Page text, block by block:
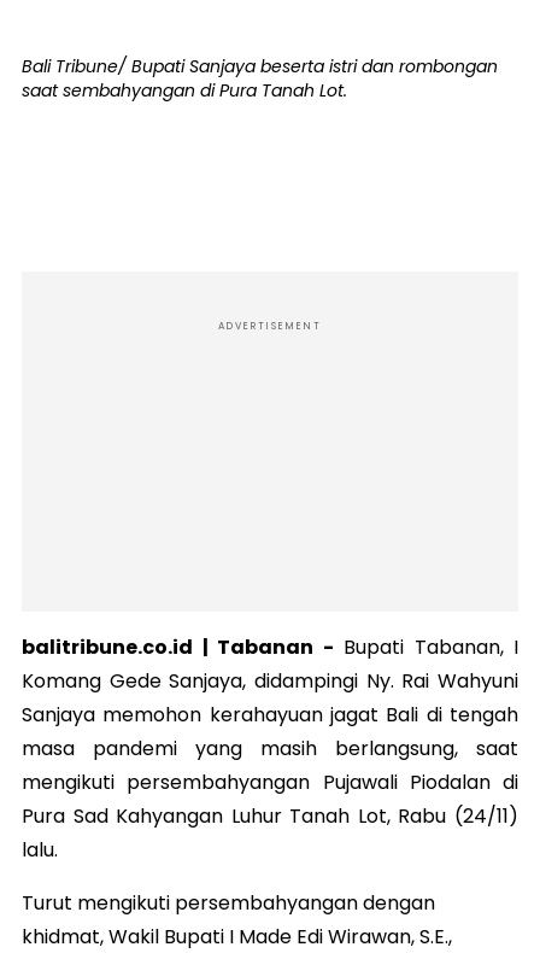
Bali Tribune/ Bupati Sanjaya beserta istri dan rombongan
saat sembahyangan di Pura Tanah Lot.
ADVERTISEMENT
balitribune.co.id | Tabanan - Bupati Tabanan, I
Komang Gede Sanjaya, didampingi Ny. Rai Wahyuni
Sanjaya memohon kerahayuan jagat Bali di tengah
masa pandemi yang masih berlangsung, saat
mengikuti persembahyangan Pujawali Piodalan di
Pura Sad Kahyangan Luhur Tanah Lot, Rabu (24/11)
lalu.
Turut mengikuti persembahyangan dengan
khidmat, Wakil Bupati I Made Edi Wirawan, S.E.,